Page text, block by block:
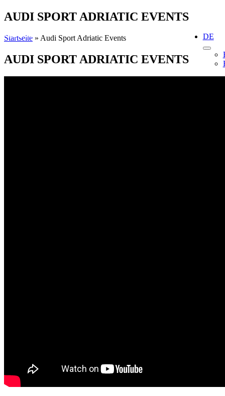
Skip
to
DE
AUDI SPORT ADRIATIC EVENTS
Startseite » Audi Sport Adriatic Events
AUDI SPORT ADRIATIC EVENTS